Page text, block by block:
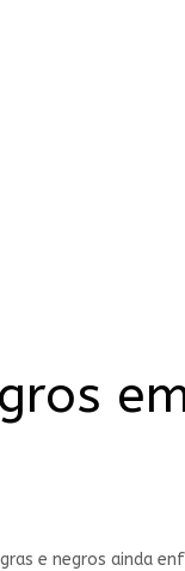
e negros ainda